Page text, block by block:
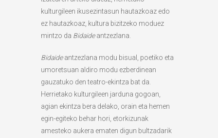
kulturgileen ikusezintasun hautazkoaz edo
ez hautazkoaz, kultura bizitzeko moduez
mintzo da Bidaideantzezlana.
Bidaideantzezlana modu bisual, poetiko eta
umoretsuan aldiro modu ezberdinean
gauzatuko den teatro-ekintza bat da.
Herrietako kulturgileen jarduna gogoan,
agian ekintza bera delako, orain eta hemen
egin-egiteko behar hori, etorkizunak
amesteko aukera ematen digun bultzadarik